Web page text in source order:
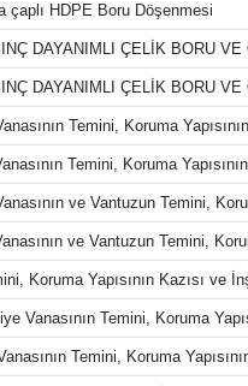
çaplı HDPE Boru Döşenmesi
DAYANIMLI ÇELİK BORU
DAYANIMLI ÇELİK BORU
Temini, Koruma
Temini, Koruma
ve Vantuzun Temini,
ve Vantuzun Temini,
Koruma Yapısının Kazısı ve
Vanasının Temini, Koruma
Temini, Koruma